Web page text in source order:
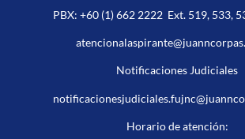
PBX: +60 (1) 662 2222Ext. 519, 533,
Notificaciones Judiciales
Horario de atención: